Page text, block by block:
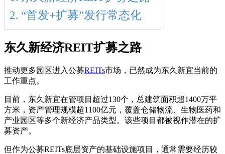
“首发+扩募”发行常态化
东久新经济REIT扩募之路
推动更多园区进入公募REITs市场，已然成为东久新宜当前的
工作重点。
目前，东久新宜在管项目超过130个，总建筑面积超1400万平
方米，资产管理规模超1100亿元，覆盖仓储物流、生物医药和
产业园区等多个新经济产品类型。该些项目都被视作潜在的扩
募资产。
但作为公募REITs底层资产的基础设施项目，通常需要经历较